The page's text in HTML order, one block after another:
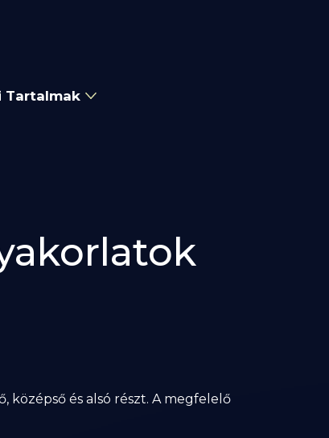
Tartalmak
és alsó részt. A megfelelő